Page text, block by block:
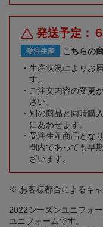
発送予定：
受注生産
こちらの
生産状況によりお
す。
ご注文内容の変更
さい。
別の商品と同時購
にあわせます。
受注生産商品とな
間内であっても早
ざいます。
※ お客様都合によるキャ
2022シーズンユニフォ
ユニフォームです。